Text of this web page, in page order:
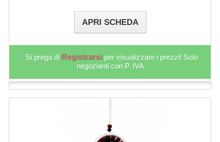
APRI SCHEDA
Si prega di Registrarsi per visualizzare i prezzi! Solo
negozianti con P. IVA